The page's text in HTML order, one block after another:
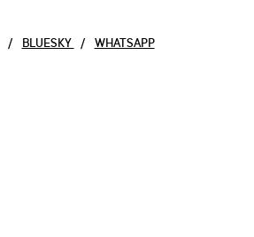
/ BLUESKY / WHATSAPP